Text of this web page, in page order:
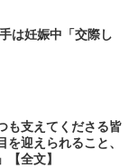
は妊娠中「交際し
も支えてくださる皆
迎えられること、
全文】